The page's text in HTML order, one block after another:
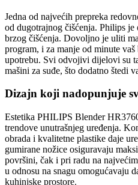
Jedna od najvećih prepreka
od dugotrajnog čišćenja. Philips
brzog čišćenja. Dovoljno je uliti
program, i za manje od minute vaš
upotrebu. Svi odvojivi dijelovi su
mašini za suđe, što dodatno štedi
Dizajn koji nadopunjuje
Estetika PHILIPS Blender
trendove unutrašnjeg uređenja.
obrada i kvalitetne plastike daje
gumirane nožice osiguravaju
površini, čak i pri radu na
u odnosu na snagu omogućavaju
kuhinjske prostore.